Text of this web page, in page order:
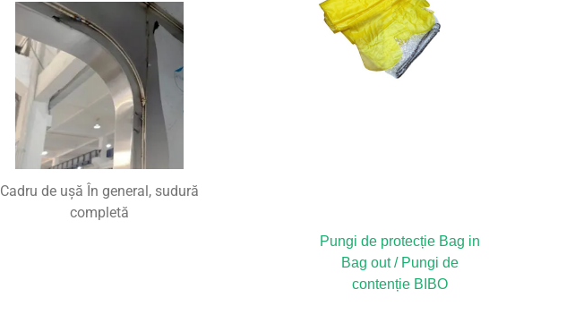
Cadru de ușă În general, sudură
completă
Pungi de protecție Bag in
Bag out / Pungi de
contenție BIBO